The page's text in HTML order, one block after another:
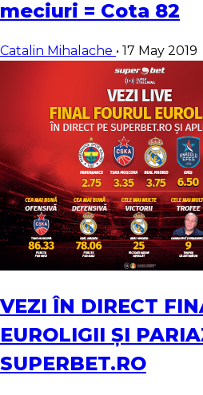
meciuri = Cota 82
Catalin Mihalache • 17 May 2019
VEZI ÎN DIRECT
EUROLIGII ȘI
SUPERBET.RO